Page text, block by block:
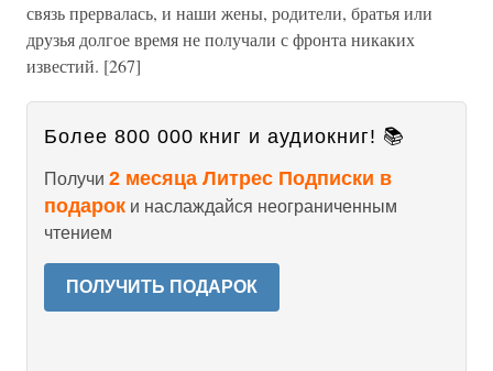
связь прервалась, и наши жены, родители, братья или
друзья долгое время не получали с фронта никаких
известий. [267]
Более 800 000 книг и аудиокниг! 📚
Получи 2 месяца Литрес Подписки в
подарок и наслаждайся неограниченным
чтением
ПОЛУЧИТЬ ПОДАРОК